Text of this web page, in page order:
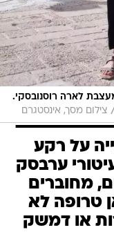
לארה רוסנובסקי.
צילום מסך, אינסטגרם
על רקע
ערבסק
מחוברים
טרופה לא
או דמשק